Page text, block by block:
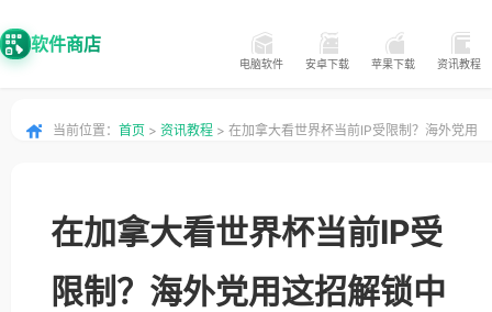
软件商店
电脑软件 安卓下载 苹果下载 资讯教程
当前位置： 首页 > 资讯教程 > 在加拿大看世界杯当前IP受限制？海外党用
在加拿大看世界杯当前IP受
限制？海外党用这招解锁中